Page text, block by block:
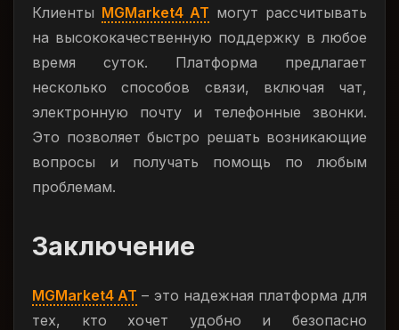
Клиенты MGMarket4 AT могут рассчитывать
на высококачественную поддержку в любое
время суток. Платформа предлагает
несколько способов связи, включая чат,
электронную почту и телефонные звонки.
Это позволяет быстро решать возникающие
вопросы и получать помощь по любым
проблемам.
Заключение
MGMarket4 AT – это надежная платформа для
тех, кто хочет удобно и безопасно